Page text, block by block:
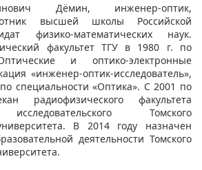
Дёмин, инженер-оптик,
высшей школы Российской
физико-математических наук.
факультет ТГУ в 1980 г. по
и оптико-электронные
«инженер-оптик-исследователь»,
специальности «Оптика». С 2001 по
радиофизического факультета
Томского
В 2014 году назначен
деятельности Томского